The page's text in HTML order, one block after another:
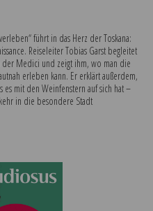
führt in das Herz der Toskana:
Reiseleiter Tobias Garst begleitet
der Medici und zeigt ihm, wo man die
erleben kann. Er erklärt außerdem,
es mit den Weinfenstern auf sich hat –
in die besondere Stadt